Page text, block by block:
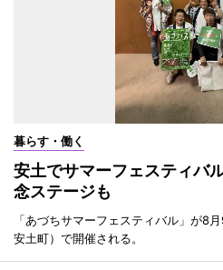
暮らす・働く
安土でサマーフェスティ
念ステージも
「あづちサマーフェスティバル」が8
安土町）で開催される。